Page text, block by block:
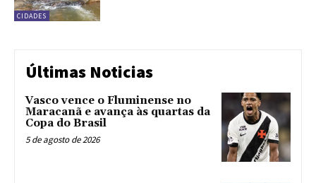
CIDADES
Últimas Noticias
Vasco vence o Fluminense no
Maracanã e avança às quartas da
Copa do Brasil
5 de agosto de 2026